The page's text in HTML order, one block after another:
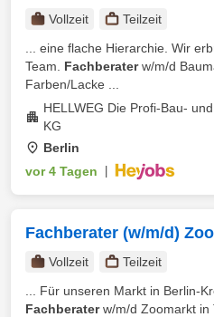
Vollzeit
Teilzeit
... eine flache Hierarchie. Wir
Team. Fachberaterw/m/d
Farben/Lacke ...
HELLWEG Die Profi-Bau-
KG
Berlin
vor 4 Tagen
Fachberater (w/m/d)
Vollzeit
Teilzeit
... Für unseren Markt in Berlin-
Fachberaterw/m/d Zoomarkt in